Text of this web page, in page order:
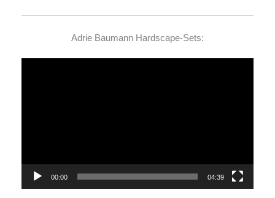
Adrie Baumann Hardscape-Sets:
00:00 04:39